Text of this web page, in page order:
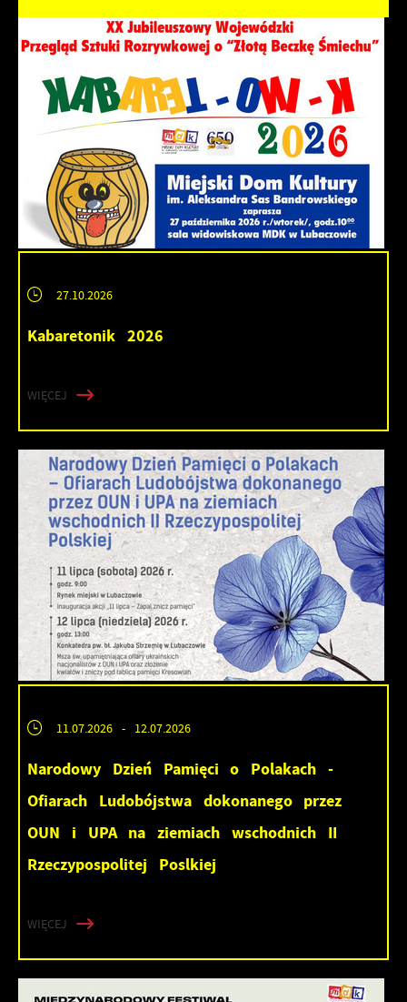
27.10.2026
Kabaretonik 2026
WIĘCEJ
11.07.2026 - 12.07.2026
Narodowy Dzień Pamięci o Polakach -
Ofiarach Ludobójstwa dokonanego przez
OUN i UPA na ziemiach wschodnich II
Rzeczypospolitej Poslkiej
WIĘCEJ